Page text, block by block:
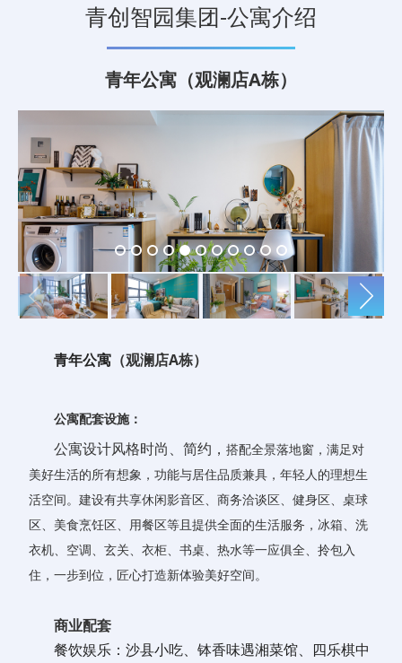
青创智园集团-公寓介绍
青年公寓（观澜店A栋）
青年公寓 （观澜店A栋）
公寓配套设施：
公寓设计风格时尚、简约，搭配全景落地窗，满足对
美好生活的所有想象，功能与居住品质兼具，年轻人的理想生
活空间。建设有共享休闲影音区、商务洽谈区、健身区、桌球
区、美食烹饪区、用餐区等且提供全面的生活服务，冰箱、洗
衣机、空调、玄关、衣柜、书桌、热水等一应俱全、拎包入
住，一步到位，匠心打造新体验美好空间。
商业配套
餐饮娱乐：沙县小吃、钵香味遇湘菜馆、四乐棋中